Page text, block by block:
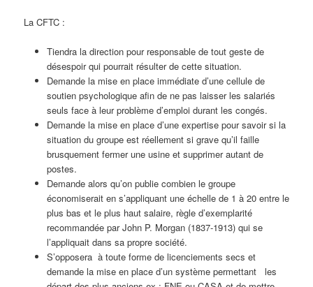
La CFTC :
Tiendra la direction pour responsable de tout geste de
désespoir qui pourrait résulter de cette situation.
Demande la mise en place immédiate d’une cellule de
soutien psychologique afin de ne pas laisser les salariés
seuls face à leur problème d’emploi durant les congés.
Demande la mise en place d’une expertise pour savoir si la
situation du groupe est réellement si grave qu’il faille
brusquement fermer une usine et supprimer autant de
postes.
Demande alors qu’on publie combien le groupe
économiserait en s’appliquant une échelle de 1 à 20 entre le
plus bas et le plus haut salaire, règle d’exemplarité
recommandée par John P. Morgan (1837-1913) qui se
l’appliquait dans sa propre société.
S’opposera à toute forme de licenciements secs et
demande la mise en place d’un système permettant les